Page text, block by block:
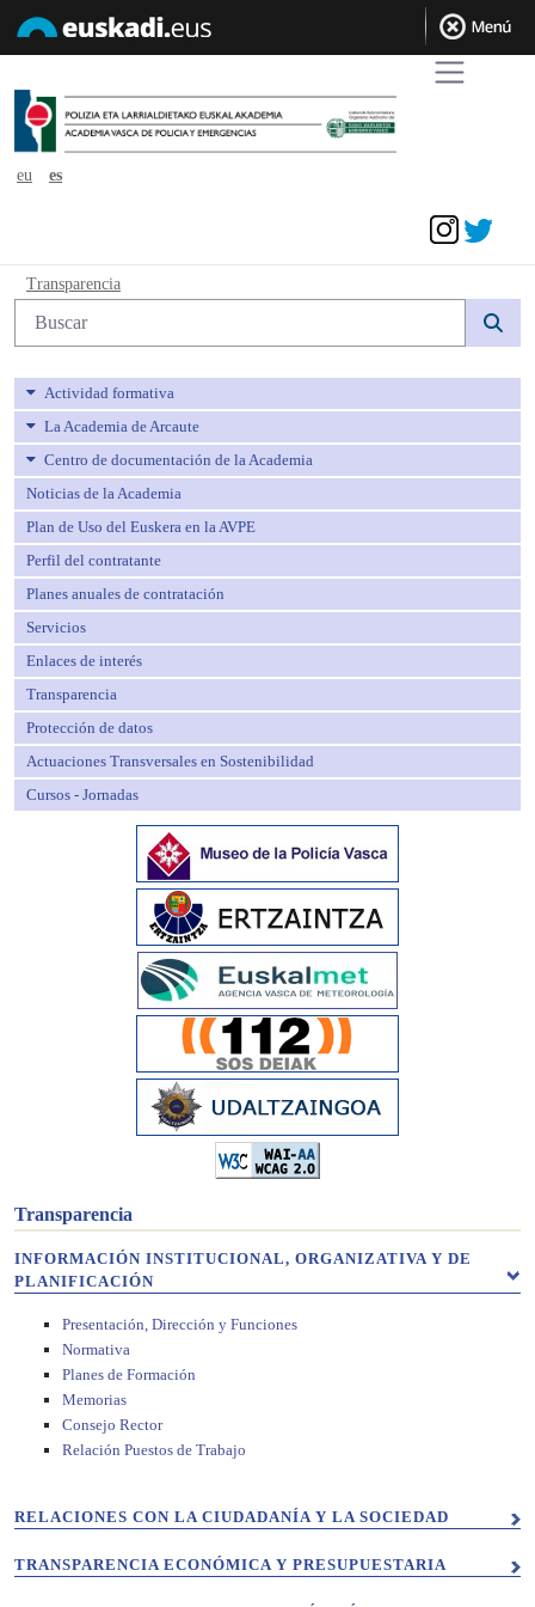
eu
es
Transparencia - avpe
Transparencia
Búsqueda web
Actividad formativa
La Academia de Arcaute
Centro de documentación de la Academia
Noticias de la Academia
Plan de Uso del Euskera en la AVPE
Perfil del contratante
Planes anuales de contratación
Servicios
Enlaces de interés
Transparencia
Protección de datos
Actuaciones Transversales en Sostenibilidad
Cursos - Jornadas
Transparencia
INFORMACIÓN INSTITUCIONAL, ORGANIZATIVA Y DE
PLANIFICACIÓN
Presentación, Dirección y Funciones
Normativa
Planes de Formación
Memorias
Consejo Rector
Relación Puestos de Trabajo
RELACIONES CON LA CIUDADANÍA Y LA SOCIEDAD
TRANSPARENCIA ECONÓMICA Y PRESUPUESTARIA